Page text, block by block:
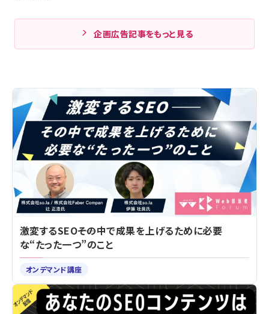
企画広告記事をもっと見る
激変するSEO――その中で成果を上げるために必要
な“たった一つ”のこと
オンデマンド講座